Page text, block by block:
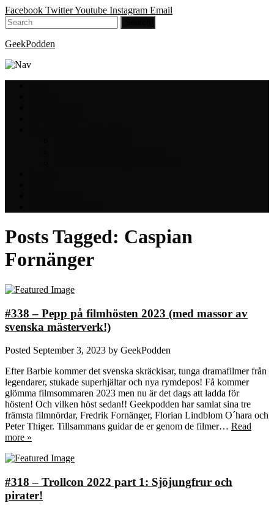
Facebook TwitterYoutube Instagram Email
GeekPodden
Posts Tagged: Caspian
Fornänger
#338 – Pepp på filmhösten 2023 (med massor av
svenska mästerverk!)
Posted September 3, 2023 by GeekPodden
Efter Barbie kommer det svenska skräckisar, tunga dramafilmer från
legendarer, stukade superhjältar och nya rymdepos! Få kommer
glömma filmsommaren 2023 men nu är det dags att ladda för
hösten! Och vilken höst sedan!! Geekpodden har samlat sina tre
främsta filmnördar, Fredrik Fornänger, Florian Lindblom O´hara och
Peter Thiger. Tillsammans guidar de er genom de filmer… Read
more »
#318 – Trollcon 2022 part 1: Sjöjungfrur och
pirater!